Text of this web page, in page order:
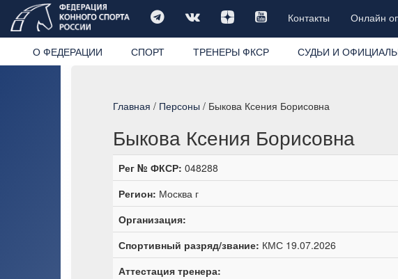
Контакты Онлайн
О ФЕДЕРАЦИИ СПОРТ ТРЕНЕРЫ ФКСР СУДЬИ И
Главная / Персоны / Быкова Ксения Борисовна
Быкова Ксения Борисовна
Рег № ФКСР: 048288
Регион: Москва г
Организация:
Спортивный разряд/звание: КМС 19.07.2026
Аттестация тренера: